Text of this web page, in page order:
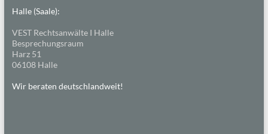
Halle (Saale):
VEST Rechtsanwälte I Halle
Besprechungsraum
Harz 51
06108 Halle
Wir beraten deutschlandweit!